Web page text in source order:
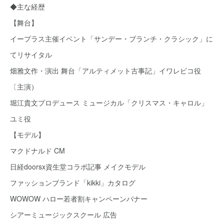
◆主な経歴
【舞台】
イープラス主催イベント「サンデー・ブランチ・クラシック」に
てリサイタル
畑雅文作・演出 舞台「アルティメット古事記」イワレビコ役
〔主演）
堀江貴文プロデュース ミュージカル「クリスマス・キャロル」
ユミ役
【モデル】
マクドナルド CM
日経doorsx資生堂コラボ記事 メイクモデル
ファッションブランド「kikki」カタログ
WOWOW ハロー若者割キャンペーンバナー
シアーミュージックスクール 広告